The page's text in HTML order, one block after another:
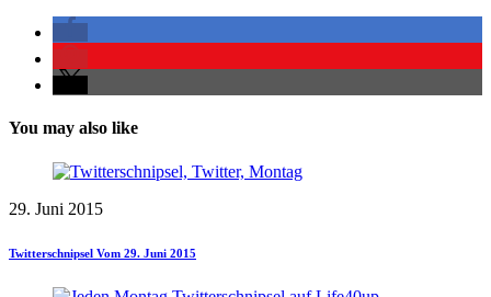
You may also like
29. Juni 2015
Twitterschnipsel Vom 29. Juni 2015